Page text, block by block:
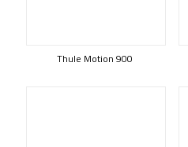
Thule Motion 900